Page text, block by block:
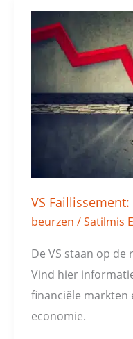
VS
beurzen /Satilmis
De VS staan op
Vind hier
financiële markten
economie.
Faillissement:
Rampzalige